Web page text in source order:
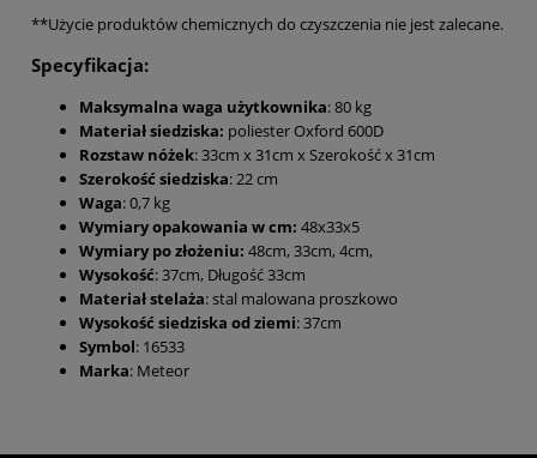
**Użycie produktów chemicznych do czyszczenia nie jest zalecane.
Specyfikacja:
Maksymalna waga użytkownika: 80 kg
Materiał siedziska: poliester Oxford 600D
Rozstaw nóżek: 33cm x 31cm x Szerokość x 31cm
Szerokość siedziska: 22 cm
Waga: 0,7 kg
Wymiary opakowania w cm: 48x33x5
Wymiary po złożeniu: 48cm, 33cm, 4cm,
Wysokość: 37cm, Długość 33cm
Materiał stelaża: stal malowana proszkowo
Wysokość siedziska od ziemi: 37cm
Symbol: 16533
Marka: Meteor